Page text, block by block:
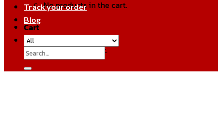
No products in the cart.
Cart
No products in the cart.
Track your order
Blog
Search
for: